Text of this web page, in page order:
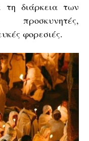
τη διάρκεια των
προσκυνητές,
φορεσιές.